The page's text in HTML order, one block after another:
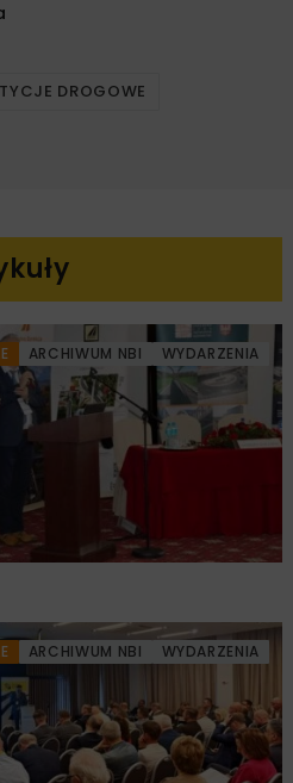
DROGOWE
ARCHIWUM NBI WYDARZENIA
ARCHIWUM NBI WYDARZENIA